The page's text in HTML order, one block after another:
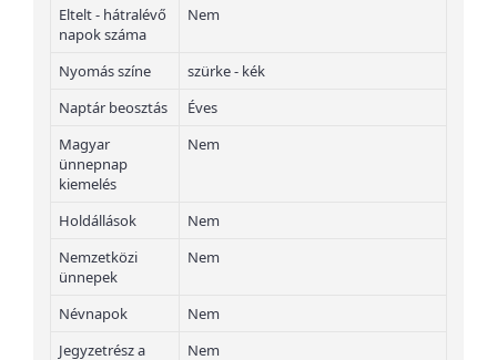
Eltelt - hátralévő
napok száma
Nem
Nyomás színe
szürke - kék
Naptár beosztás
Éves
Magyar
ünnepnap
kiemelés
Nem
Holdállások
Nem
Nemzetközi
ünnepek
Nem
Névnapok
Nem
Jegyzetrész a
Nem